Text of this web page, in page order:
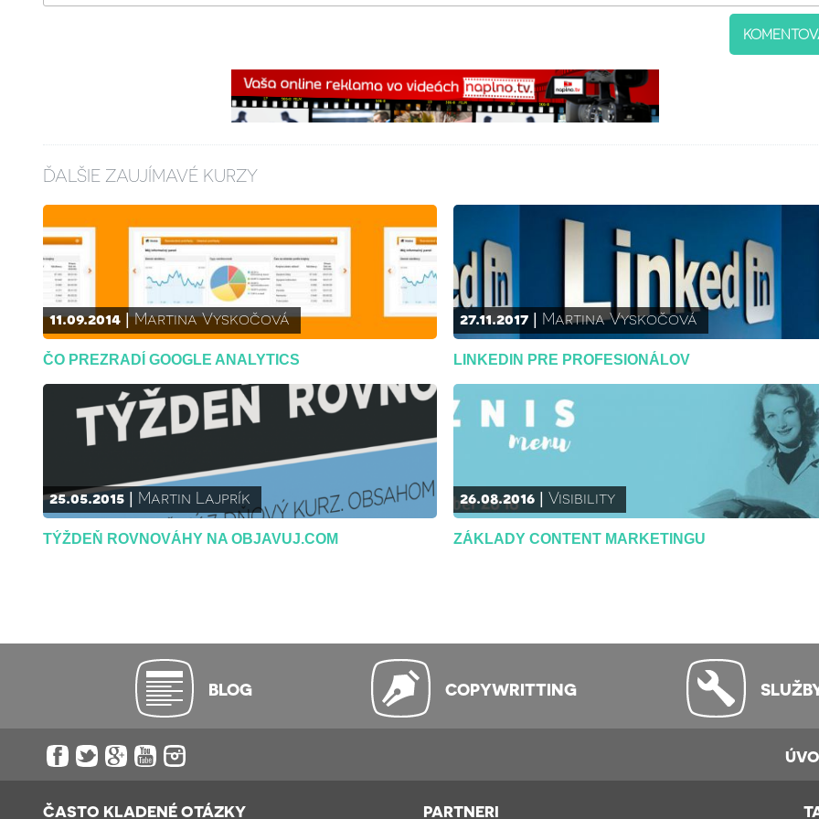
ĎALŠIE ZAUJÍMAVÉ KURZY
11.09.2014 Martina Vyskočová
ČO PREZRADÍ GOOGLE ANALYTICS
27.11.2017 Martina Vyskočová
LINKEDIN PRE PROFESIONÁLOV
25.05.2015 Martin Lajprík
TÝŽDEŇ ROVNOVÁHY NA OBJAVUJ.COM
26.08.2016 Visibility
ZÁKLADY CONTENT MARKETINGU
BLOG COPYWRITTING
ČASTO KLADENÉ OTÁZKY PARTNERI